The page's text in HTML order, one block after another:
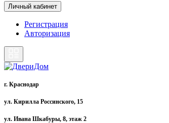
Личный кабинет
Регистрация
Авторизация
г. Краснодар
ул. Кирилла Россинского, 15
ул. Ивана Шкабуры, 8, этаж 2